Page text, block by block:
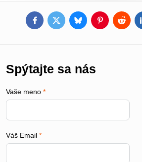
FacebookTwitterBlueskyPinterestReddit
Spýtajte sa nás
Vaše meno *
Váš Email *